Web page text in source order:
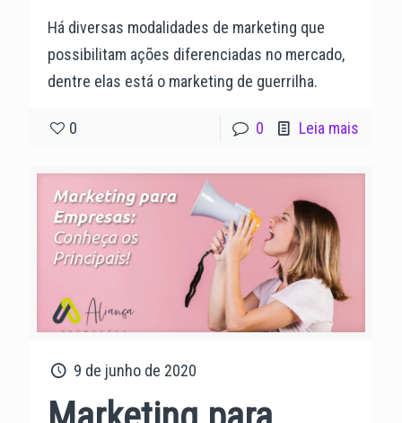
Há diversas modalidades de marketing que
possibilitam ações diferenciadas no mercado,
dentre elas está o marketing de guerrilha.
0 0 Leia mais
9 de junho de 2020